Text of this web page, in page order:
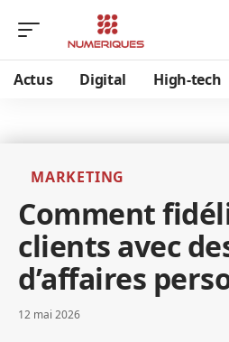
Actus Digital High-tech
MARKETING
Comment
clients avec
d’affaires
12 mai 2026